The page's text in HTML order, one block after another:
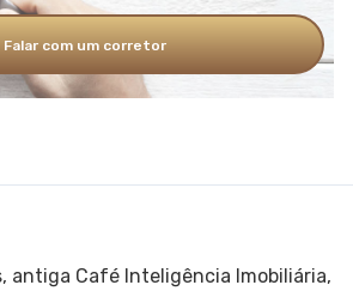
Falar com um corretor
antiga Café Inteligência Imobiliária,